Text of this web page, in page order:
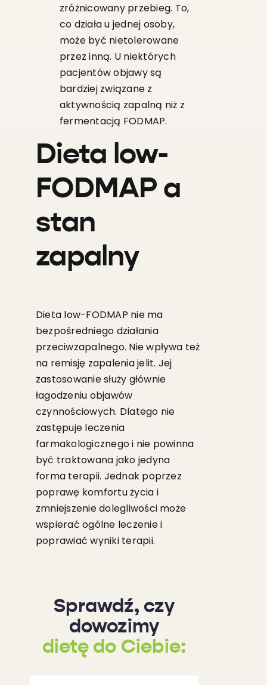
zróżnicowany przebieg. To,
co działa u jednej osoby,
może być nietolerowane
przez inną. U niektórych
pacjentów objawy są
bardziej związane z
aktywnością zapalną niż z
fermentacją FODMAP.
Dieta low-
FODMAP a
stan
zapalny
Dieta low-FODMAP nie ma
bezpośredniego działania
przeciwzapalnego. Nie wpływa też
na remisję zapalenia jelit. Jej
zastosowanie służy głównie
łagodzeniu objawów
czynnościowych. Dlatego nie
zastępuje leczenia
farmakologicznego i nie powinna
być traktowana jako jedyna
forma terapii. Jednak poprzez
poprawę komfortu życia i
zmniejszenie dolegliwości może
wspierać ogólne leczenie i
poprawiać wyniki terapii.
Sprawdź, czy
dowozimy
dietę do Ciebie: